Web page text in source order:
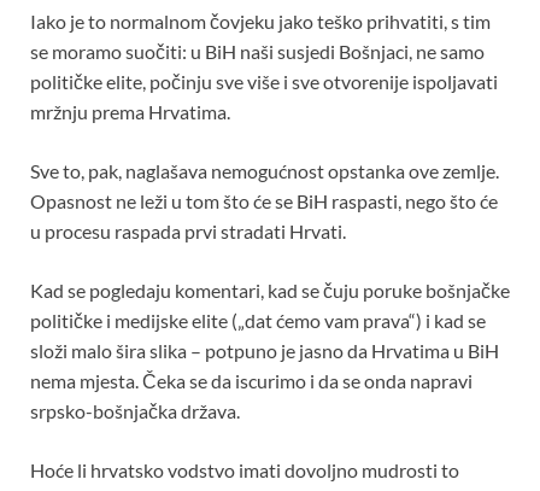
Iako je to normalnom čovjeku jako teško prihvatiti, s tim
se moramo suočiti: u BiH naši susjedi Bošnjaci, ne samo
političke elite, počinju sve više i sve otvorenije ispoljavati
mržnju prema Hrvatima.
Sve to, pak, naglašava nemogućnost opstanka ove zemlje.
Opasnost ne leži u tom što će se BiH raspasti, nego što će
u procesu raspada prvi stradati Hrvati.
Kad se pogledaju komentari, kad se čuju poruke bošnjačke
političke i medijske elite („dat ćemo vam prava“) i kad se
složi malo šira slika – potpuno je jasno da Hrvatima u BiH
nema mjesta. Čeka se da iscurimo i da se onda napravi
srpsko-bošnjačka država.
Hoće li hrvatsko vodstvo imati dovoljno mudrosti to